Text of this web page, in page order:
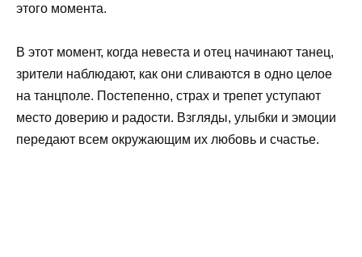
этого момента.
В этот момент, когда невеста и отец начинают танец,
зрители наблюдают, как они сливаются в одно целое
на танцполе. Постепенно, страх и трепет уступают
место доверию и радости. Взгляды, улыбки и эмоции
передают всем окружающим их любовь и счастье.